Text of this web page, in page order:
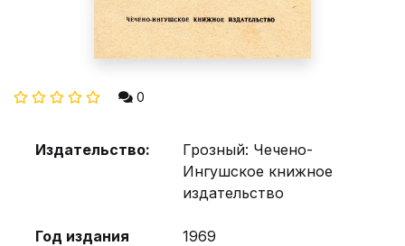
0
Издательство:
Грозный: Чечено-
Ингушское книжное
издательство
Год издания 1969